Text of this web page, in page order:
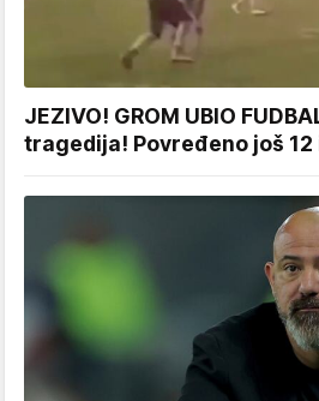
JEZIVO! GROM UBIO
tragedija! Povređeno još 12